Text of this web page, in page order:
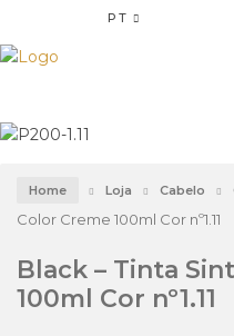
PT
Home Loja Cabelo
Color Creme 100ml Cor nº1.11
Black – Tinta
100ml Cor nº1.11